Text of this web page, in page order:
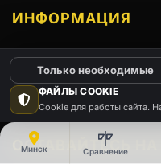
Минск Сравнение
ИНФОРМАЦИЯ
Доставка
Гарантия
ОСТАВАЙТЕСЬ НА
ФАЙЛЫ COOKIE
Cookie для работы сайта.
Только необходимые